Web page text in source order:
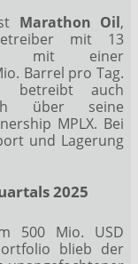
Marathon Oil,
mit 13
mit einer
Barrel pro Tag.
betreibt auch
über seine
MPLX. Bei
und Lagerung
2025
500 Mio. USD
blieb der